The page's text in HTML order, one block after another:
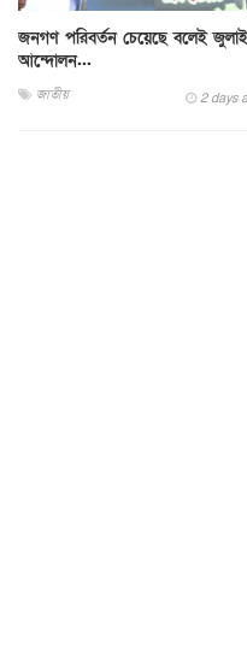
জনগণ পরিবর্তন চেয়েছে বলেই জুলাই
আন্দোলন...
জাতীয় 2 days